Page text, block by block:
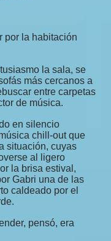
por la habitación
la sala, se
más cercanos a
entre carpetas
de música.
en silencio
chill-out que
situación, cuyas
al ligero
la brisa estival,
Gabri una de las
caldeado por el
pensó, era